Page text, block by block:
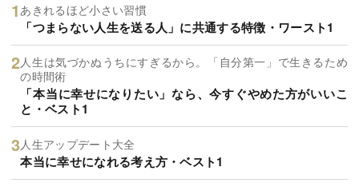
あきれるほど小さい習慣
「つまらない人生を送る人」に共通する特徴・ワースト1
人生は気づかぬうちにすぎるから。「自分第一」で生きるため
の時間術
「本当に幸せになりたい」なら、今すぐやめた方がいいこ
と・ベスト1
人生アップデート大全
本当に幸せになれる考え方・ベスト1